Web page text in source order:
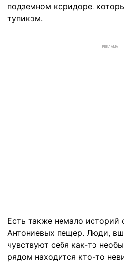
подземном коридоре,
тупиком.
РЕКЛАМА
Есть также немало историй
Антониевых пещер. Люди,
чувствуют себя как-то
рядом находится кто-то